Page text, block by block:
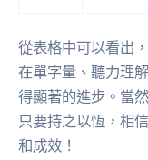
從表格中可以看出
在單字量、聽力理
得顯著的進步。當
只要持之以恆，相
和成效！